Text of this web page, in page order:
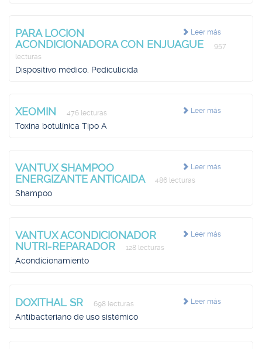
Leer más
PARA LOCION
ACONDICIONADORA CON ENJUAGUE
957
lecturas
Dispositivo médico, Pediculicida
Leer más
XEOMIN 476 lecturas
Toxina botulínica Tipo A
Leer más
VANTUX SHAMPOO
ENERGIZANTE ANTICAIDA
486 lecturas
Shampoo
Leer más
VANTUX ACONDICIONADOR
NUTRI-REPARADOR
128 lecturas
Acondicionamiento
Leer más
DOXITHAL SR 698 lecturas
Antibacteriano de uso sistémico